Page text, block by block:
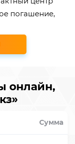
погашение,
онлайн,
Сумма